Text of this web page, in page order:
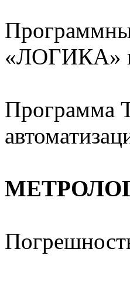
«ЛОГИКА»
Программа